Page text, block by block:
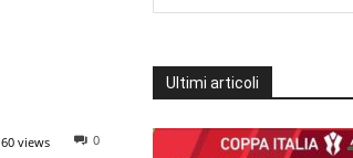
0
60 views
Ultimi articoli